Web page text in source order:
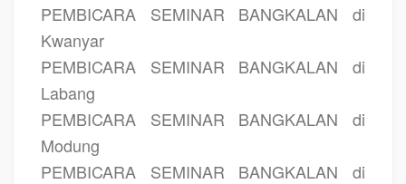
PEMBICARA SEMINAR BANGKALAN di
Kwanyar
PEMBICARA SEMINAR BANGKALAN di
Labang
PEMBICARA SEMINAR BANGKALAN di
Modung
PEMBICARA SEMINAR BANGKALAN di